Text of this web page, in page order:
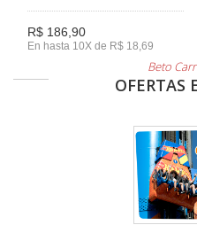
R$ 186,90
En hasta 10X de R$ 18,69
Beto
OFERTAS